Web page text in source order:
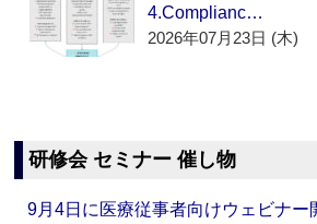
4.Complianc…
2026年07月23日 (木)
研修会 セミナー 催し物
9月4日に医療従事者向けウェビナ